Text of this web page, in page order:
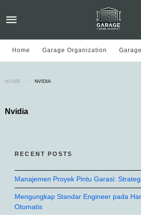
Home Garage Organization
HOME NVIDIA
Nvidia
RECENT POSTS
Manajemen Proyek Pintu Garasi:
Mengungkap Standar Engineer pada
Otomatis